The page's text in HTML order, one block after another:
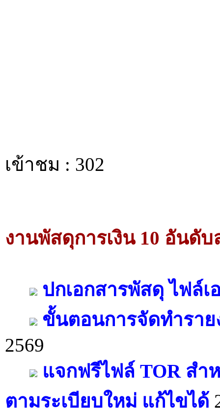
เข้าชม : 302
งานพัสดุการเงิน 10 อันดั
ปกเอกสารพัสดุ ไฟล์
ขั้นตอนการจัดทำรา
2569
แจกฟรีไฟล์ TOR สำ
ตามระเบียบใหม่ แก้ไขได้